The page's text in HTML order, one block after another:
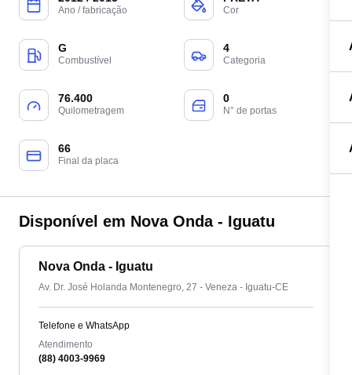
Ano / fabricação Cor
G
Combustível
4
Categoria
76.400
Quilometragem
0
N° de portas
66
Final da placa
Disponível em Nova Onda - Iguatu
Nova Onda - Iguatu
Av. Dr. José Holanda Montenegro, 27 - Veneza - Iguatu-CE
Telefone e WhatsApp
Atendimento
(88) 4003-9969